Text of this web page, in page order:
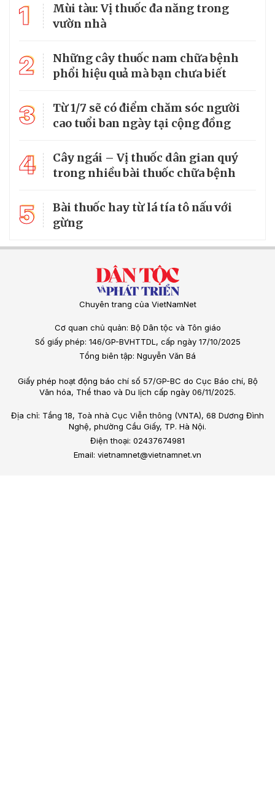
1
Mùi tàu: Vị thuốc đa năng trong
vườn nhà
2
Những cây thuốc nam chữa bệnh
phổi hiệu quả mà bạn chưa biết
3
Từ 1/7 sẽ có điểm chăm sóc người
cao tuổi ban ngày tại cộng đồng
4
Cây ngái – Vị thuốc dân gian quý
trong nhiều bài thuốc chữa bệnh
5
Bài thuốc hay từ lá tía tô nấu với
gừng
Chuyên trang của VietNamNet
Cơ quan chủ quản: Bộ Dân tộc và Tôn giáo
Số giấy phép: 146/GP-BVHTTDL, cấp ngày 17/10/2025
Tổng biên tập: Nguyễn Văn Bá
Giấy phép hoạt động báo chí số 57/GP-BC do Cục Báo chí, Bộ
Văn hóa, Thể thao và Du lịch cấp ngày 06/11/2025.
Địa chỉ: Tầng 18, Toà nhà Cục Viễn thông (VNTA), 68 Dương Đình
Nghệ, phường Cầu Giấy, TP. Hà Nội.
Điện thoại: 02437674981
Email: vietnamnet@vietnamnet.vn